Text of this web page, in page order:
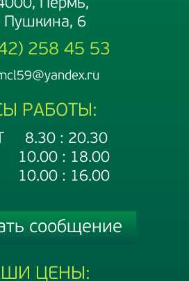
Пермь,
Пушкина, 6
258 45 53
РАБОТЫ:
8.30 : 20.30
: 18.00
: 16.00
сообщение
ЦЕНЫ: